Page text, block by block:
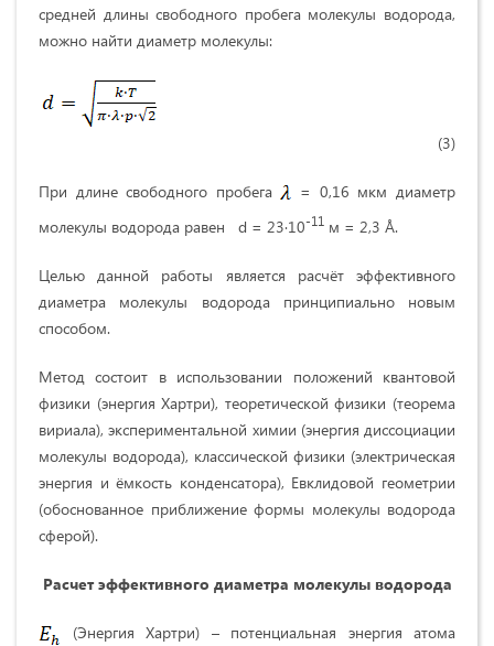
средней длины свободного пробега молекулы водорода,
можно найти диаметр молекулы:
(3)
При длине свободного пробега
= 0,16 мкм диаметр
молекулы водорода равен d = 23·10-11 м = 2,3 Å.
Целью данной работы является расчёт эффективного
диаметра молекулы водорода принципиально новым
способом.
Метод состоит в использовании положений квантовой
физики (энергия Хартри), теоретической физики (теорема
вириала), экспериментальной химии (энергия диссоциации
молекулы водорода), классической физики (электрическая
энергия и ёмкость конденсатора), Евклидовой геометрии
(обоснованное приближение формы молекулы водорода
сферой).
Расчет эффективного диаметра молекулы водорода
(Энергия Хартри) – потенциальная энергия атома